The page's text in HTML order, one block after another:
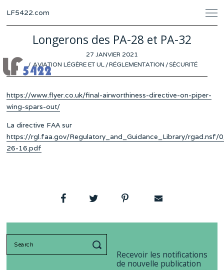
LF5422.com
Longerons des PA-28 et PA-32
POSTED
ON
27 JANVIER 2021
AVIATION LÉGÈRE ET UL /RÉGLEMENTATION / SÉCURITÉ
https://www.flyer.co.uk/final-airworthiness-directive-on-piper-
wing-spars-out/
La directive FAA sur
https://rgl.faa.gov/Regulatory_and_Guidance_Library/
26-16.pdf
Recevoir les notifications
de nouvelle publication